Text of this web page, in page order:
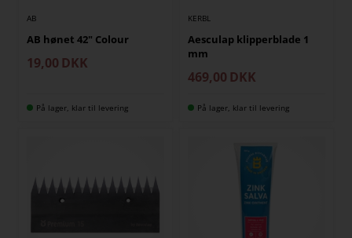
AB
AB hønet 42" Colour
19,00 DKK
På lager, klar til levering
KERBL
Aesculap klipperblade 1
mm
469,00 DKK
På lager, klar til levering